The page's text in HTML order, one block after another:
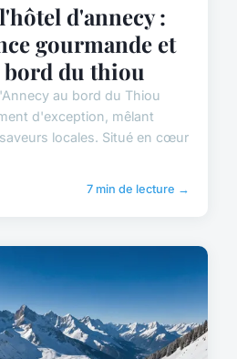
d'annecy :
gourmande et
bord du thiou
au bord du Thiou
d'exception, mêlant
locales. Situé en cœur
7 min de lecture →